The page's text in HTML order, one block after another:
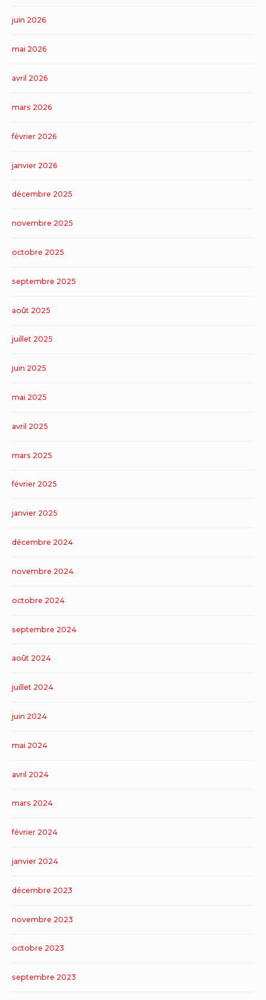
juin 2026
mai 2026
avril 2026
mars 2026
février 2026
janvier 2026
décembre 2025
novembre 2025
octobre 2025
septembre 2025
août 2025
juillet 2025
juin 2025
mai 2025
avril 2025
mars 2025
février 2025
janvier 2025
décembre 2024
novembre 2024
octobre 2024
septembre 2024
août 2024
juillet 2024
juin 2024
mai 2024
avril 2024
mars 2024
février 2024
janvier 2024
décembre 2023
novembre 2023
octobre 2023
septembre 2023